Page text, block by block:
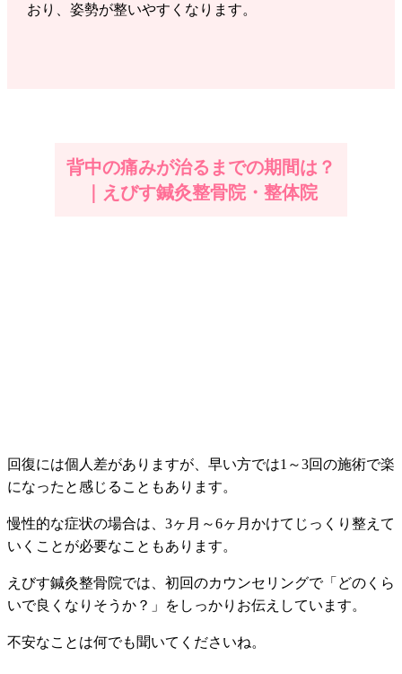
おり、姿勢が整いやすくなります。
背中の痛みが治るまでの期間は？
｜えびす鍼灸整骨院・整体院
回復には個人差がありますが、早い方では1～3回の施術で楽
になったと感じることもあります。
慢性的な症状の場合は、3ヶ月～6ヶ月かけてじっくり整えて
いくことが必要なこともあります。
えびす鍼灸整骨院では、初回のカウンセリングで「どのくら
いで良くなりそうか？」をしっかりお伝えしています。
不安なことは何でも聞いてくださいね。